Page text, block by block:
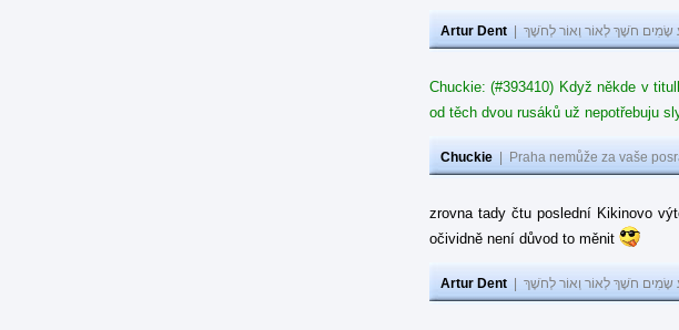
Artur Dent שָׂמִים חֹשֶׁךְ לְאוֹר וְאוֹר לְחֹשֶׁךְ
Chuckie: (#393410) Když někde v
od těch dvou rusáků už nepotřebuju
Chuckie Praha nemůže za vaše
zrovna tady čtu poslední Kikinovo
očividně není důvod to měnit
Artur Dent שָׂמִים חֹשֶׁךְ לְאוֹר וְאוֹר לְחֹשֶׁךְ